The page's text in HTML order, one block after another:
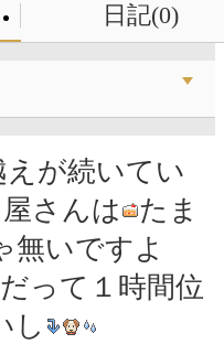
日記(0)
が続いてい
さんは
たま
無いですよ
って１時間位
し